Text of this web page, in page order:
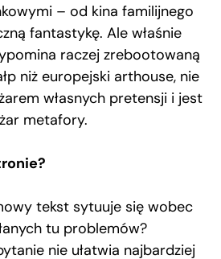
– od kina familijnego
fantastykę. Ale właśnie
raczej zrebootowaną
niż europejski arthouse, nie
własnych pretensji i jest
metafory.
tekst sytuuje się wobec
tu problemów?
nie ułatwia najbardziej